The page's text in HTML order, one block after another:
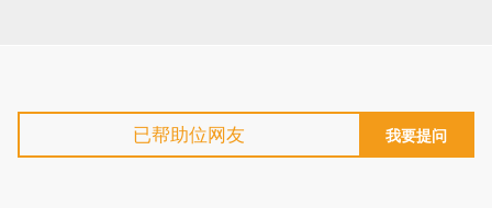
问
必
已帮助位网友 我要提问